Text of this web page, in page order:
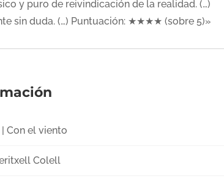
y puro de reivindicación de la realidad. (…)
sin duda. (…) Puntuación: ★★★★ (sobre 5)»
Con el viento
Colell